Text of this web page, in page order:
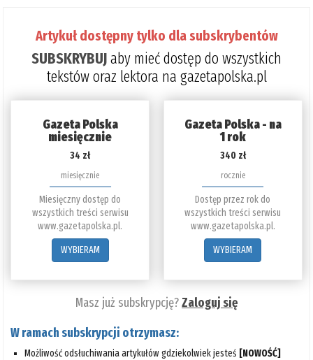
Artykuł dostępny tylko dla subskrybentów
SUBSKRYBUJaby mieć dostęp do wszystkich
tekstów oraz lektora na gazetapolska.pl
Gazeta Polska
miesięcznie
34 zł
miesięcznie
Miesięczny dostęp do
wszystkich treści serwisu
www.gazetapolska.pl.
WYBIERAM
Gazeta Polska - na
1 rok
340 zł
rocznie
Dostęp przez rok do
wszystkich treści serwisu
www.gazetapolska.pl.
WYBIERAM
Masz już subskrypcję?Zaloguj się
W ramach subskrypcji otrzymasz:
Możliwość odsłuchiwania artykułów gdziekolwiek jesteś [NOWOŚĆ]